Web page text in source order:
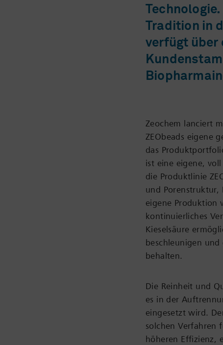
Tradition in
verfügt über
Zeochem lanciert
ZEObeads eigene
das
ist eine eigene,
die Produktlinie
und Porenstruktur,
eigene Produktion
kontinuierliches
Kieselsäure
beschleunigen
behalten.
Die Reinheit und
es in der
eingesetzt wird.
solchen Verfahren
höheren Effizienz,